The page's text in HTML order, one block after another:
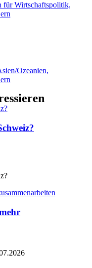
für Wirtschaftspolitik,
Ozeanien,